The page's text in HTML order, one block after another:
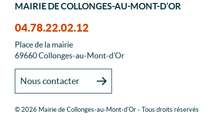
MAIRIE DE COLLONGES-AU-MONT-D’OR
04.78.22.02.12
Place de la mairie
69660 Collonges-au-Mont-d’Or
Nous contacter
© 2026 Mairie de Collonges-au-Mont-d'Or - Tous droits réservés